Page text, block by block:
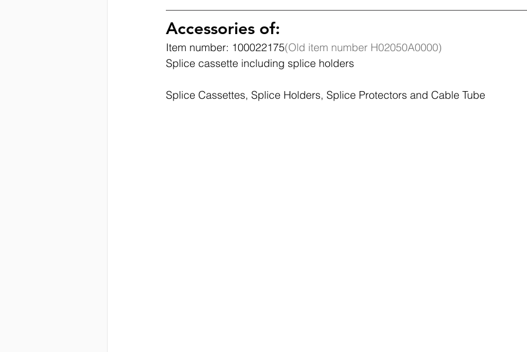
Accessories of:
Item number: 100022175(Old item number H02050A0000)
Splice cassette including splice holders
Splice Cassettes, Splice Holders, Splice Protectors and Cable Tube